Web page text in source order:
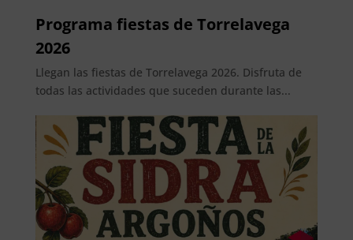
Programa fiestas de Torrelavega
2026
Llegan las fiestas de Torrelavega 2026. Disfruta de
todas las actividades que suceden durante las...